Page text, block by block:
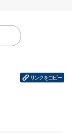
リンクをコピー